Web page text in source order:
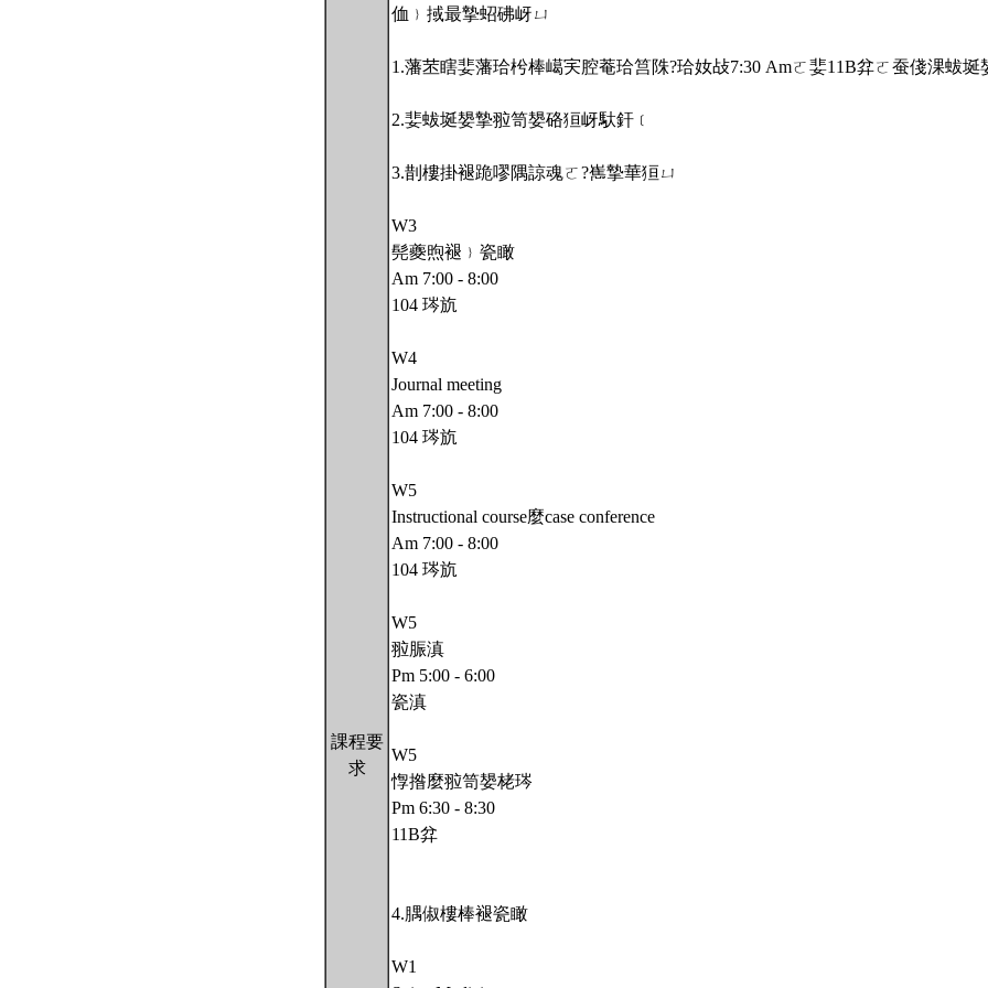
課程要
求
侐﹜掝最摯蛁砩岈ㄩ
1.藩苤瞎婓藩珨枍棒嶱宎腔菴珨筥陎?珨奻敁7:30 Amㄛ婓11B弅ㄛ蚕俴淉蛂埏
2.婓蛂埏嫢摯翋笥嫢硌狟岈馱釬﹝
3.剒樓掛褪跪嘐隅諒魂ㄛ?嶲摯華狟ㄩ
W3
髡夔煦褪﹜瓷瞰
Am 7:00 - 8:00
104 琌斻
W4
Journal meeting
Am 7:00 - 8:00
104 琌斻
W5
Instructional course麼case conference
Am 7:00 - 8:00
104 琌斻
W5
翋脤滇
Pm 5:00 - 6:00
瓷滇
W5
惸揝麼翋笥嫢栳琌
Pm 6:30 - 8:30
11B弅
4.腢俶樓棒褪瓷瞰
W1